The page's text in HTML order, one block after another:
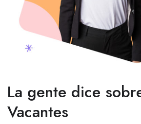
La gente dice
Vacantes